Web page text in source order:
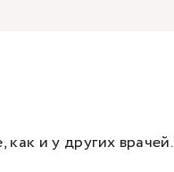
и у других врачей.